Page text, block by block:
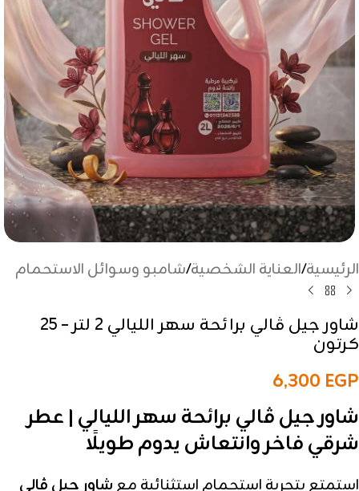
الرئيسية/العناية الشخصية/شامبو وسوائل الاستحمام
شاور جيل ڤالي برائحة سهر الليالي 2 لتر – 25
كرتون
6,300 EGP
شاور جيل ڤالي برائحة سهر الليالي | عطر
شرقي فاخر وانتعاش يدوم طويلًا
استمتع بتجربة استحمام استثنائية مع شاور جيل ڤالي